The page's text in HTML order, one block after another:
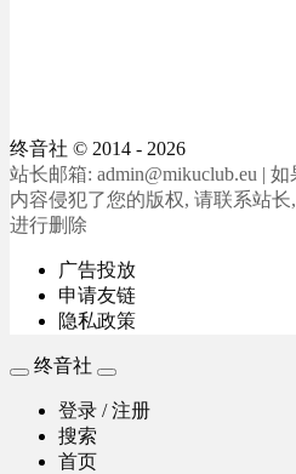
终音社 © 2014 - 2026
站长邮箱: admin@mikuclub.eu |
内容侵犯了您的版权, 请联系站
进行删除
广告投放
申请友链
隐私政策
终音社
登录 / 注册
搜索
首页